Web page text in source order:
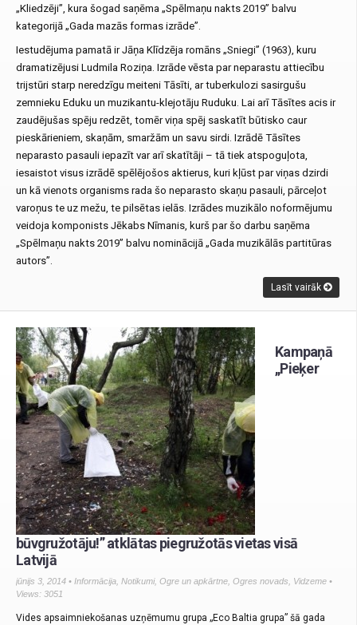
„Kliedzēji”, kura šogad saņēma „Spēlmaņu nakts 2019” balvu
kategorijā „Gada mazās formas izrāde”.
Iestudējuma pamatā ir Jāņa Klīdzēja romāns „Sniegi” (1963), kuru
dramatizējusi Ludmila Roziņa. Izrāde vēsta par neparastu attiecību
trijstūri starp neredzīgu meiteni Tāsīti, ar tuberkulozi sasirgušu
zemnieku Eduku un muzikantu-klejotāju Ruduku. Lai arī Tāsītes acis ir
zaudējušas spēju redzēt, tomēr viņa spēj saskatīt būtisko caur
pieskārieniem, skaņām, smaržām un savu sirdi. Izrādē Tāsītes
neparasto pasauli iepazīt var arī skatītāji – tā tiek atspoguļota,
iesaistot visus izrādē spēlējošos aktierus, kuri kļūst par viņas dzirdi
un kā vienots organisms rada šo neparasto skaņu pasauli, pārceļot
varoņus te uz mežu, te pilsētas ielās. Izrādes muzikālo noformējumu
veidoja komponists Jēkabs Nīmanis, kurš par šo darbu saņēma
„Spēlmaņu nakts 2019” balvu nominācijā „Gada muzikālās partitūras
autors”.
Lasīt vairāk
Kampaņā
„Pieķer
būvgružotāju!” atklātas piegružotās vietas visā
Latvijā
jūnijs 3, 2014 • Informācija, Notikumi, Ogre un apkārtne, Ogres novads, Vidzeme •
Views: 3051
Vides apsaimniekošanas uzņēmumu grupa „Eco Baltia grupa” šā gada